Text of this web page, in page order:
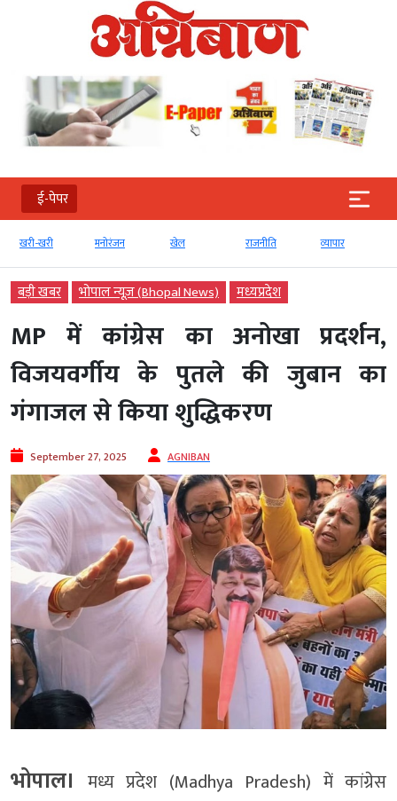
ई-पेपर
खरी-खरी मनोरंजन खेल राजनीति व्‍यापार
बड़ी खबर भोपाल न्यूज़ (Bhopal News) मध्‍यप्रदेश
MP में कांग्रेस का अनोखा प्रदर्शन,
विजयवर्गीय के पुतले की जुबान का
गंगाजल से किया शुद्धिकरण
September 27, 2025 AGNIBAN
भोपाल। मध्य प्रदेश (Madhya Pradesh) में कांग्रेस